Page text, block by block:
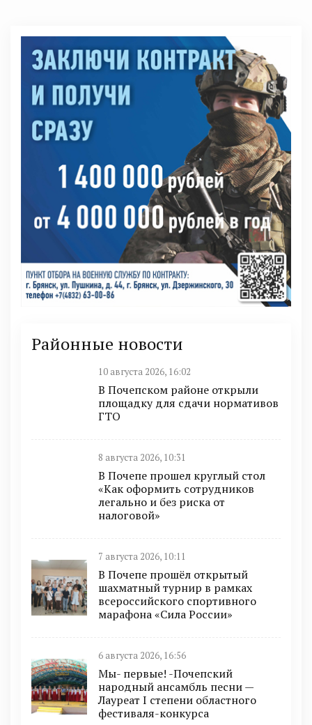
Районные новости
10 августа 2026, 16:02
В Почепском районе открыли
площадку для сдачи нормативов
ГТО
8 августа 2026, 10:31
В Почепе прошел круглый стол
«Как оформить сотрудников
легально и без риска от
налоговой»
7 августа 2026, 10:11
В Почепе прошёл открытый
шахматный турнир в рамках
всероссийского спортивного
марафона «Сила России»
6 августа 2026, 16:56
Мы- первые! -Почепский
народный ансамбль песни —
Лауреат I степени областного
фестиваля-конкурса